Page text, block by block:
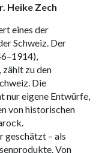
Heike Zech
eines der
Schweiz. Der
zählt zu den
Die
nur eigene Entwürfe,
von historischen
geschätzt – als
Von